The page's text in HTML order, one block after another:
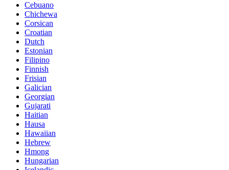
Cebuano
Chichewa
Corsican
Croatian
Dutch
Estonian
Filipino
Finnish
Frisian
Galician
Georgian
Gujarati
Haitian
Hausa
Hawaiian
Hebrew
Hmong
Hungarian